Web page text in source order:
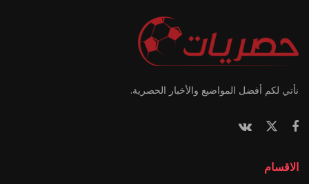
نأتي لكم أفضل المواضيع والأخبار الحصرية.
الاقسام